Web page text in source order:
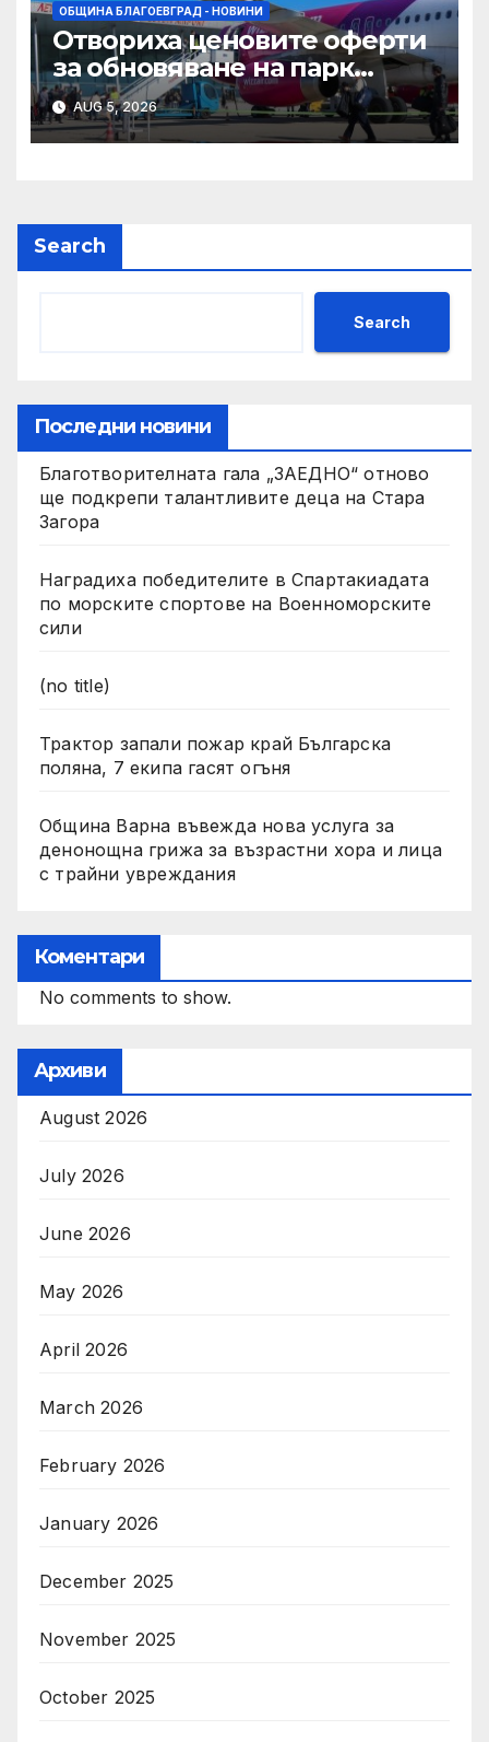
ОБЩИНА БЛАГОЕВГРАД - НОВИНИ
Отвориха ценовите оферти
за обновяване на парк
„Ловен дом“ и
„Ботаническа градина“ в
Благоевград
AUG 5, 2026
Search
Search
Последни новини
Благотворителната гала „ЗАЕДНО“ отново
ще подкрепи талантливите деца на Стара
Загора
Наградиха победителите в Спартакиадата
по морските спортове на Военноморските
сили
(no title)
Трактор запали пожар край Българска
поляна, 7 екипа гасят огъня
Община Варна въвежда нова услуга за
денонощна грижа за възрастни хора и лица
с трайни увреждания
Коментари
No comments to show.
Архиви
August 2026
July 2026
June 2026
May 2026
April 2026
March 2026
February 2026
January 2026
December 2025
November 2025
October 2025